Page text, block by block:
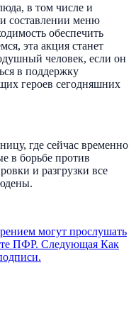
в том числе и
составлении меню
обеспечить
эта акция станет
человек, если он
в поддержку
героев сегодняшних
где сейчас временно
в борьбе против
и разгрузки все
могут прослушать
ПФР. Следующая Как